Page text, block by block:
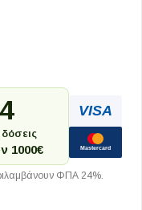
1000€
VISA
Mastercard
ΦΠΑ 24%.